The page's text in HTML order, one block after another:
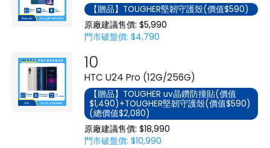
【贈品】TOUGHER堅韌守護殼(價值$590)
原廠建議售價: $5,990
門市破盤價: $4,790
HTC U24 Pro (12G/256G)
【贈品】TOUGHER uv晶鑽防撞貼(價值
$1,490)+TOUGHER堅韌守護殼(價值$590)
(總價值$2,080)
原廠建議售價: $18,990
門市破盤價: $10,990